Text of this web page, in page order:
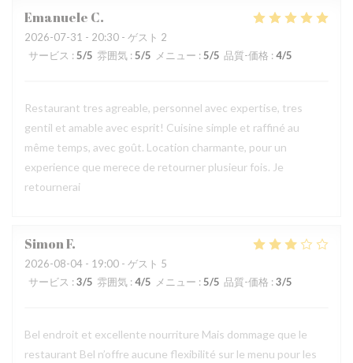
Emanuele C
2026-07-31 - 20:30 - ゲスト 2
サービス : 5/5 雰囲気 : 5/5 メニュー : 5/5 品質-価格 : 4/5
Restaurant tres agreable, personnel avec expertise, tres
gentil et amable avec esprit! Cuisine simple et raffiné au
même temps, avec goût. Location charmante, pour un
experience que merece de retourner plusieur fois. Je
retournerai
SimonF
2026-08-04 - 19:00 - ゲスト 5
サービス : 3/5 雰囲気 : 4/5 メニュー : 5/5 品質-価格 : 3/5
Bel endroit et excellente nourriture Mais dommage que le
restaurant Bel n’offre aucune flexibilité sur le menu pour les